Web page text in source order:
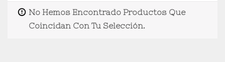
No Hemos Encontrado Productos Que
Coincidan Con Tu Selección.